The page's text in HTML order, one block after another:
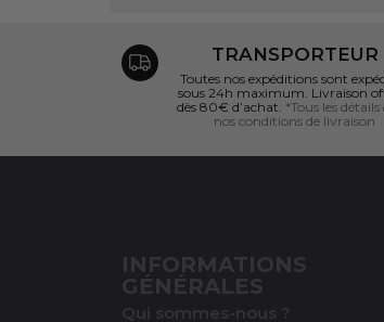
TRANSPORTEUR
Toutes nos expéditions sont
sous 24h maximum. Livraison
dès 80€ d’achat. *Tous les détails
nos conditions de livraison
INFORMATIONS
GÉNÉRALES
Qui sommes-nous ?